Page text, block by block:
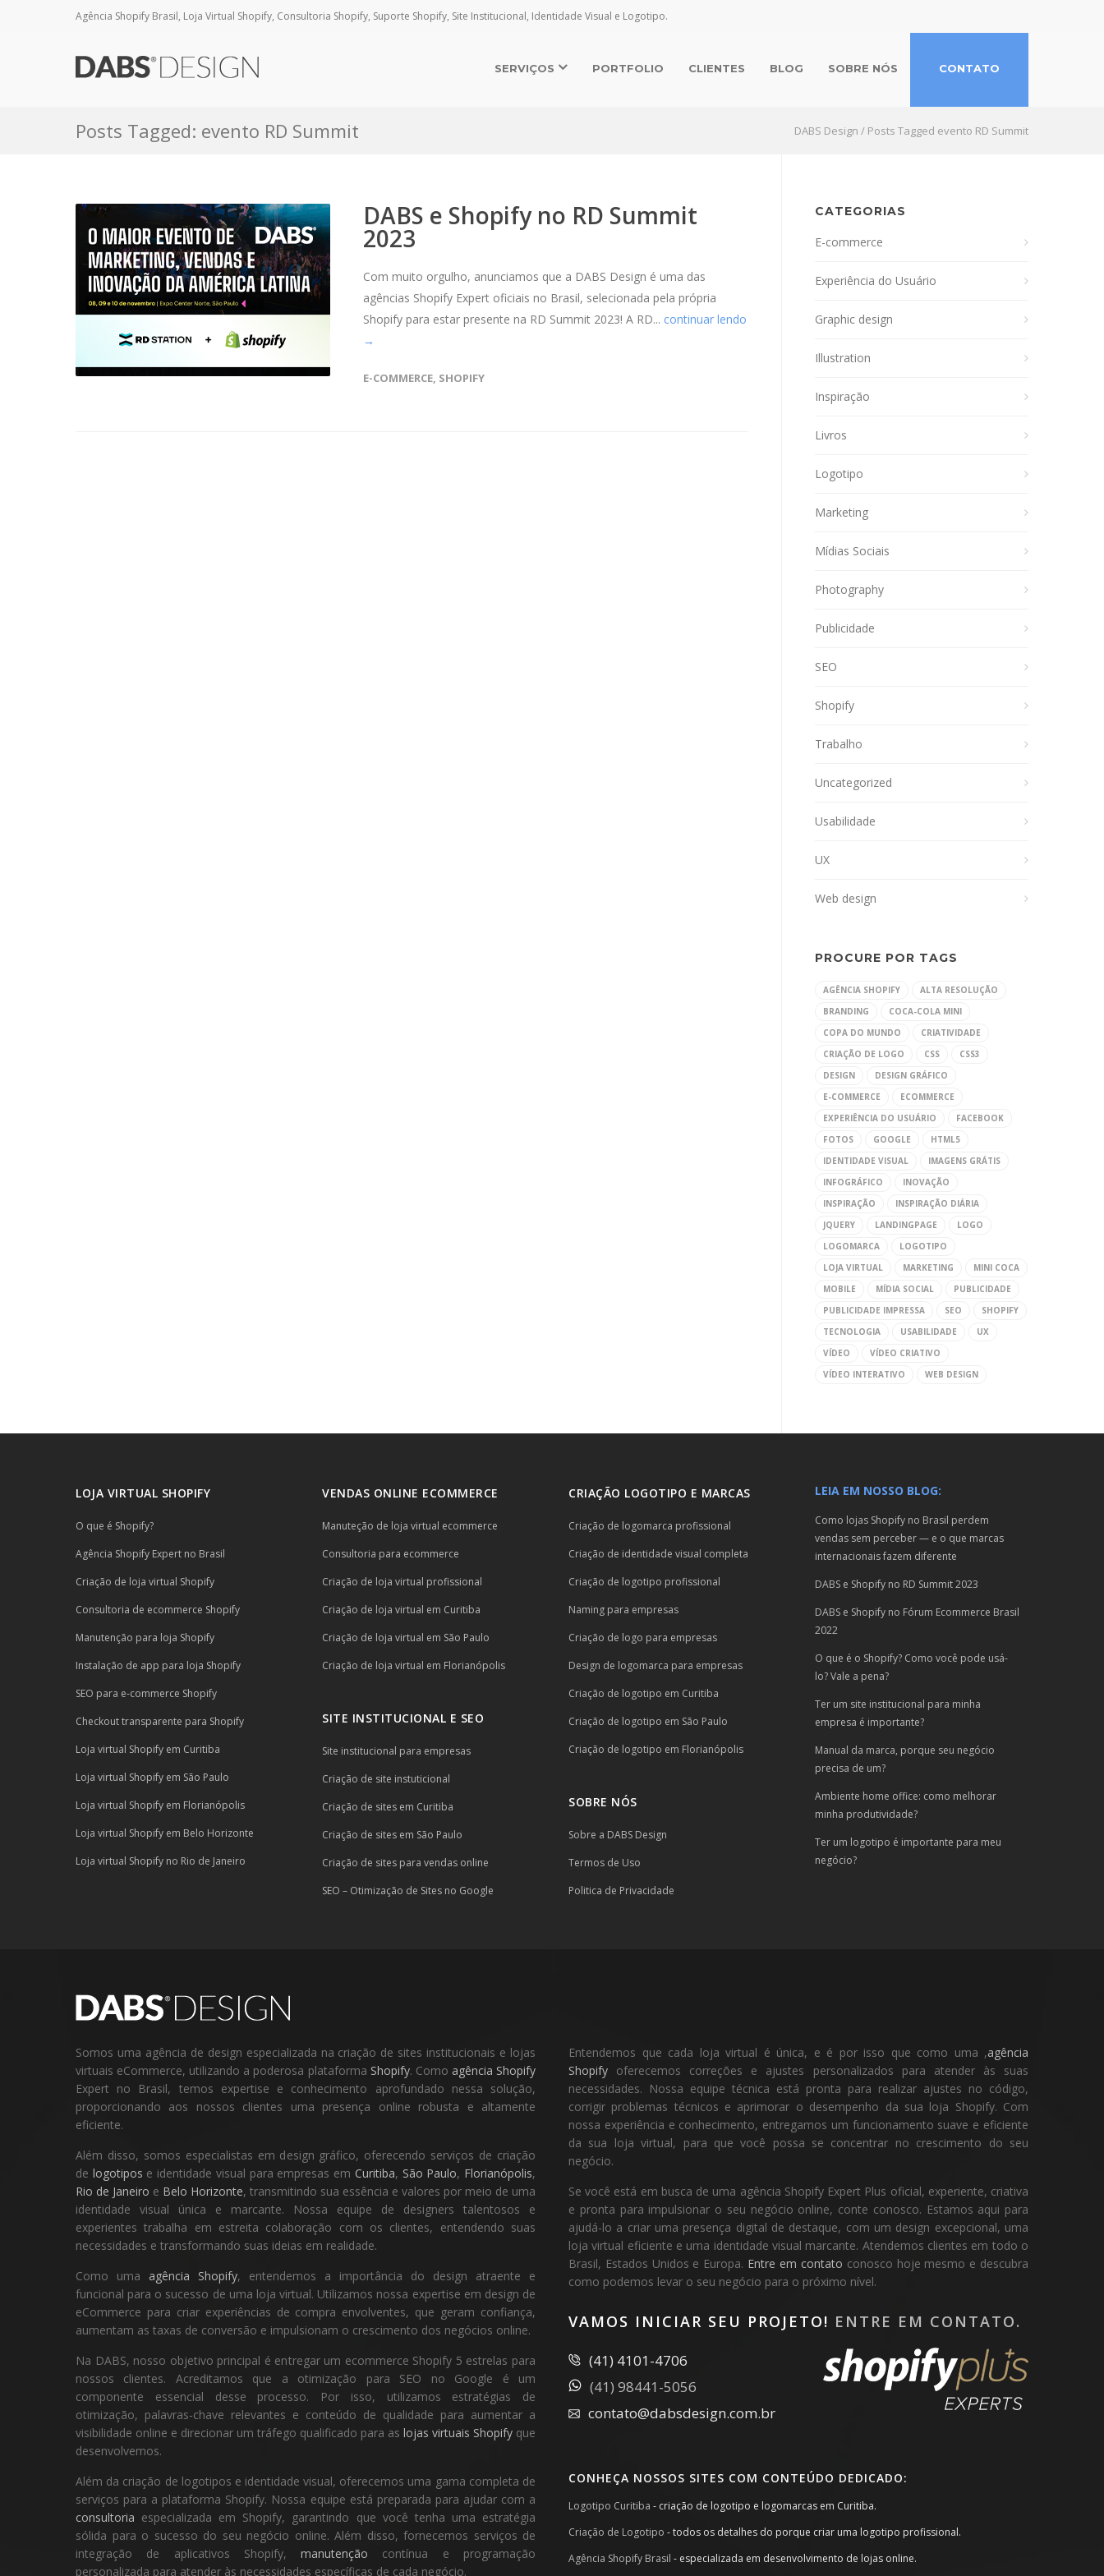
Agência Shopify Brasil, Loja Virtual Shopify, Consultoria Shopify, Suporte Shopify, Site Institucional, Identidade Visual e Logotipo.
SERVIÇOS PORTFOLIO CLIENTES BLOG SOBRE NÓS CONTATO
Posts Tagged: evento RD Summit DABS Design / Posts Tagged evento RD Summit
DABS e Shopify no RD Summit
2023
Com muito orgulho, anunciamos que a DABS Design é uma das
agências Shopify Expert oficiais no Brasil, selecionada pela própria
Shopify para estar presente na RD Summit 2023! A RD... continuar lendo
→
E-COMMERCE, SHOPIFY
CATEGORIAS
E-commerce
Experiência do Usuário
Graphic design
Illustration
Inspiração
Livros
Logotipo
Marketing
Mídias Sociais
Photography
Publicidade
SEO
Shopify
Trabalho
Uncategorized
Usabilidade
UX
Web design
PROCURE POR TAGS
AGÊNCIA SHOPIFY
ALTA RESOLUÇÃO
BRANDING
COCA-COLA MINI
COPA DO MUNDO
CRIATIVIDADE
CRIAÇÃO DE LOGO
CSS
CSS3
DESIGN
DESIGN GRÁFICO
E-COMMERCE
ECOMMERCE
EXPERIÊNCIA DO USUÁRIO
FACEBOOK
FOTOS
GOOGLE
HTML5
IDENTIDADE VISUAL
IMAGENS GRÁTIS
INFOGRÁFICO
INOVAÇÃO
INSPIRAÇÃO
INSPIRAÇÃO DIÁRIA
JQUERY
LANDINGPAGE
LOGO
LOGOMARCA
LOGOTIPO
LOJA VIRTUAL
MARKETING
MINI COCA
MOBILE
MÍDIA SOCIAL
PUBLICIDADE
PUBLICIDADE IMPRESSA
SEO
SHOPIFY
TECNOLOGIA
USABILIDADE
UX
VÍDEO
VÍDEO CRIATIVO
VÍDEO INTERATIVO
WEB DESIGN
LOJA VIRTUAL SHOPIFY
O que é Shopify?
Agência Shopify Expert no Brasil
Criação de loja virtual Shopify
Consultoria de ecommerce Shopify
Manutenção para loja Shopify
Instalação de app para loja Shopify
SEO para e-commerce Shopify
Checkout transparente para Shopify
Loja virtual Shopify em Curitiba
Loja virtual Shopify em São Paulo
Loja virtual Shopify em Florianópolis
Loja virtual Shopify em Belo Horizonte
Loja virtual Shopify no Rio de Janeiro
VENDAS ONLINE ECOMMERCE
Manuteção de loja virtual ecommerce
Consultoria para ecommerce
Criação de loja virtual profissional
Criação de loja virtual em Curitiba
Criação de loja virtual em São Paulo
Criação de loja virtual em Florianópolis
SITE INSTITUCIONAL E SEO
Site institucional para empresas
Criação de site instuticional
Criação de sites em Curitiba
Criação de sites em São Paulo
Criação de sites para vendas online
SEO – Otimização de Sites no Google
CRIAÇÃO LOGOTIPO E MARCAS
Criação de logomarca profissional
Criação de identidade visual completa
Criação de logotipo profissional
Naming para empresas
Criação de logo para empresas
Design de logomarca para empresas
Criação de logotipo em Curitiba
Criação de logotipo em São Paulo
Criação de logotipo em Florianópolis
SOBRE NÓS
Sobre a DABS Design
Termos de Uso
Politica de Privacidade
LEIA EM NOSSO BLOG:
Como lojas Shopify no Brasil perdem
vendas sem perceber — e o que marcas
internacionais fazem diferente
DABS e Shopify no RD Summit 2023
DABS e Shopify no Fórum Ecommerce Brasil
2022
O que é o Shopify? Como você pode usá-
lo? Vale a pena?
Ter um site institucional para minha
empresa é importante?
Manual da marca, porque seu negócio
precisa de um?
Ambiente home office: como melhorar
minha produtividade?
Ter um logotipo é importante para meu
negócio?
Somos uma agência de design especializada na criação de sites institucionais e lojas
virtuais eCommerce, utilizando a poderosa plataforma Shopify. Como agência Shopify
Expert no Brasil, temos expertise e conhecimento aprofundado nessa solução,
proporcionando aos nossos clientes uma presença online robusta e altamente
eficiente.
Além disso, somos especialistas em design gráfico, oferecendo serviços de criação
de logotipos e identidade visual para empresas em Curitiba, São Paulo, Florianópolis,
Rio de Janeiro e Belo Horizonte, transmitindo sua essência e valores por meio de uma
identidade visual única e marcante. Nossa equipe de designers talentosos e
experientes trabalha em estreita colaboração com os clientes, entendendo suas
necessidades e transformando suas ideias em realidade.
Como uma agência Shopify, entendemos a importância do design atraente e
funcional para o sucesso de uma loja virtual. Utilizamos nossa expertise em design de
eCommerce para criar experiências de compra envolventes, que geram confiança,
aumentam as taxas de conversão e impulsionam o crescimento dos negócios online.
Na DABS, nosso objetivo principal é entregar um ecommerce Shopify 5 estrelas para
nossos clientes. Acreditamos que a otimização para SEO no Google é um
componente essencial desse processo. Por isso, utilizamos estratégias de
otimização, palavras-chave relevantes e conteúdo de qualidade para aumentar a
visibilidade online e direcionar um tráfego qualificado para as lojas virtuais Shopify que
desenvolvemos.
Além da criação de logotipos e identidade visual, oferecemos uma gama completa de
serviços para a plataforma Shopify. Nossa equipe está preparada para ajudar com a
consultoria especializada em Shopify, garantindo que você tenha uma estratégia
sólida para o sucesso do seu negócio online. Além disso, fornecemos serviços de
integração de aplicativos Shopify,manutenção contínua e programação
personalizada para atender às necessidades específicas de cada negócio.
Entendemos que cada loja virtual é única, e é por isso que como uma ,agência
Shopify oferecemos correções e ajustes personalizados para atender às suas
necessidades. Nossa equipe técnica está pronta para realizar ajustes no código,
corrigir problemas técnicos e aprimorar o desempenho da sua loja Shopify. Com
nossa experiência e conhecimento, entregamos um funcionamento suave e eficiente
da sua loja virtual, para que você possa se concentrar no crescimento do seu
negócio.
Se você está em busca de uma agência Shopify Expert Plus oficial, experiente, criativa
e pronta para impulsionar o seu negócio online, conte conosco. Estamos aqui para
ajudá-lo a criar uma presença digital de destaque, com um design excepcional, uma
loja virtual eficiente e uma identidade visual marcante. Atendemos clientes em todo o
Brasil, Estados Unidos e Europa. Entre em contato conosco hoje mesmo e descubra
como podemos levar o seu negócio para o próximo nível.
VAMOS INICIAR SEU PROJETO! ENTRE EM CONTATO.
(41) 4101-4706
(41) 98441-5056
contato@dabsdesign.com.br
CONHEÇA NOSSOS SITES COM CONTEÚDO DEDICADO:
Logotipo Curitiba - criação de logotipo e logomarcas em Curitiba.
Criação de Logotipo - todos os detalhes do porque criar uma logotipo profissional.
Agência Shopify Brasil - especializada em desenvolvimento de lojas online.